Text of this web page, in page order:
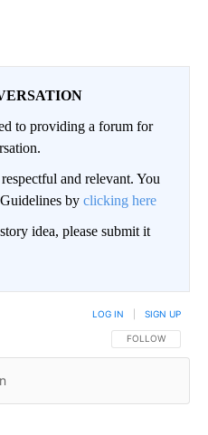
to providing a forum for
and relevant. You
by clicking here
idea, please submit it
FOLLOW THIS
FOLLOW
LOG IN SIGN UP